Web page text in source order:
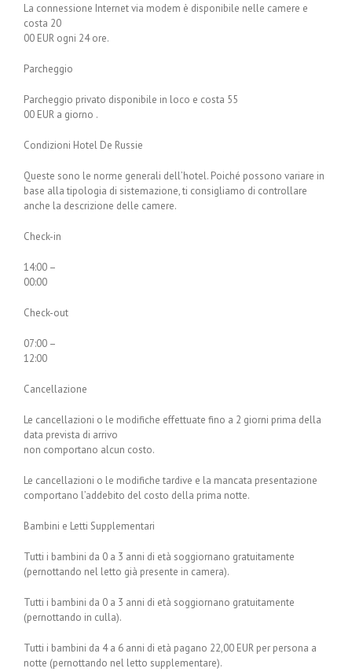
La connessione Internet via modem è disponibile nelle camere e
costa 20
00 EUR ogni 24 ore.
Parcheggio
Parcheggio privato disponibile in loco e costa 55
00 EUR a giorno .
Condizioni Hotel De Russie
Queste sono le norme generali dell’hotel. Poiché possono variare in
base alla tipologia di sistemazione, ti consigliamo di controllare
anche la descrizione delle camere.
Check-in
14:00 –
00:00
Check-out
07:00 –
12:00
Cancellazione
Le cancellazioni o le modifiche effettuate fino a 2 giorni prima della
data prevista di arrivo
non comportano alcun costo.
Le cancellazioni o le modifiche tardive e la mancata presentazione
comportano l’addebito del costo della prima notte.
Bambini e Letti Supplementari
Tutti i bambini da 0 a 3 anni di età soggiornano gratuitamente
(pernottando nel letto già presente in camera).
Tutti i bambini da 0 a 3 anni di età soggiornano gratuitamente
(pernottando in culla).
Tutti i bambini da 4 a 6 anni di età pagano 22,00 EUR per persona a
notte (pernottando nel letto supplementare).